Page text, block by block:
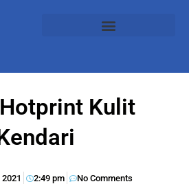
Kulit
2:49 pm No Comments